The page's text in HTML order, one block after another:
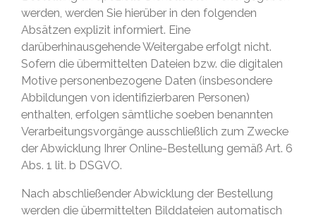
werden, werden Sie hierüber in den folgenden
Absätzen explizit informiert. Eine
darüberhinausgehende Weitergabe erfolgt nicht.
Sofern die übermittelten Dateien bzw. die digitalen
Motive personenbezogene Daten (insbesondere
Abbildungen von identifizierbaren Personen)
enthalten, erfolgen sämtliche soeben benannten
Verarbeitungsvorgänge ausschließlich zum Zwecke
der Abwicklung Ihrer Online-Bestellung gemäß Art. 6
Abs. 1 lit. b DSGVO.
Nach abschließender Abwicklung der Bestellung
werden die übermittelten Bilddateien automatisch